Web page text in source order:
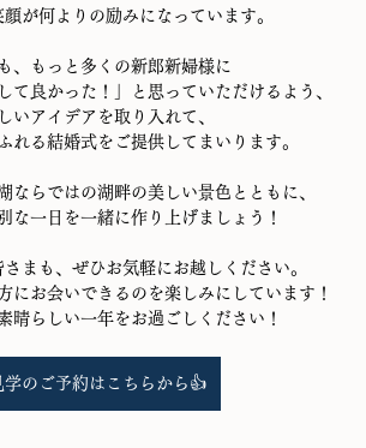
が何よりの励みになっています。
、もっと多くの新郎新婦様に
て良かった！」と思っていただけるよう、
いアイデアを取り入れて、
れる結婚式をご提供してまいります。
ならではの湖畔の美しい景色とともに、
な一日を一緒に作り上げましょう！
まも、ぜひお気軽にお越しください。
にお会いできるのを楽しみにしています！
晴らしい一年をお過ごしください！
学のご予約はこちらから👍